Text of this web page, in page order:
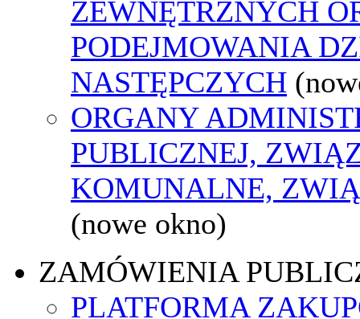
ZEWNĘTRZNYCH
PODEJMOWANIA
NASTĘPCZYCH
ORGANY
PUBLICZNEJ,
KOMUNALNE,
(nowe okno)
ZAMÓWIENIA
PLATFORMA